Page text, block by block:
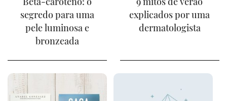
segredo para uma
pele luminosa e
bronzeada
explicados por uma
dermatologista